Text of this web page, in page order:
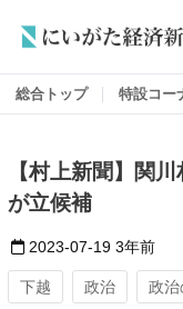
総合トップ 特設コー
【村上新聞】関
が立候補
2023-07-19 3年前
下越 政治 政治